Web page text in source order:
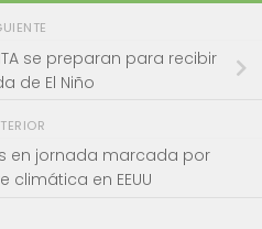
se preparan para recibir
de El Niño
en jornada marcada por
climática en EEUU